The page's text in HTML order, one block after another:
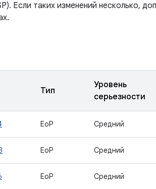
Если таких изменений несколько,
Тип
Уровень
серьезности
EoP Средний
EoP Средний
EoP Средний